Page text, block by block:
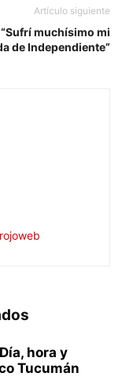
Artículo siguiente
muchísimo mi
de Independiente”
hora y
Tucumán